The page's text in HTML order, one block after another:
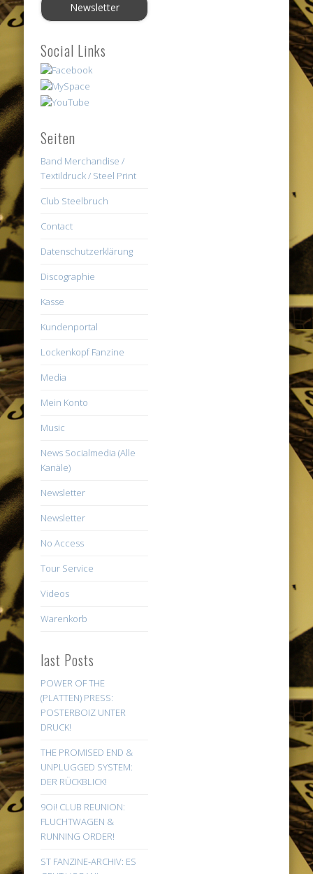
Social Links
Seiten
Band Merchandise /
Textildruck / Steel Print
Club Steelbruch
Contact
Datenschutzerklärung
Discographie
Kasse
Kundenportal
Lockenkopf Fanzine
Media
Mein Konto
Music
News Socialmedia (Alle
Kanäle)
Newsletter
Newsletter
No Access
Tour Service
Videos
Warenkorb
last Posts
POWER OF THE
(PLATTEN) PRESS:
POSTERBOIZ UNTER
DRUCK!
THE PROMISED END &
UNPLUGGED SYSTEM:
DER RÜCKBLICK!
9Oi! CLUB REUNION:
FLUCHTWAGEN &
RUNNING ORDER!
ST FANZINE-ARCHIV: ES